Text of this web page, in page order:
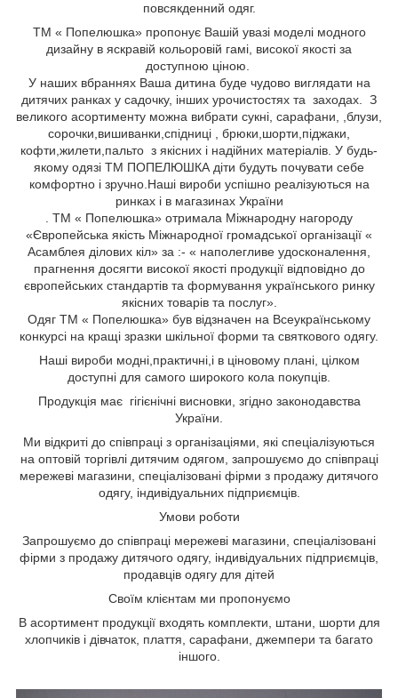
повсякденний одяг.
ТМ « Попелюшка» пропонує Вашій увазі моделі модного
дизайну в яскравій кольоровій гамі, високої якості за
доступною ціною.
У наших вбраннях Ваша дитина буде чудово виглядати на
дитячих ранках у садочку, інших урочистостях та заходах. З
великого асортименту можна вибрати сукні, сарафани, ,блузи,
сорочки,вишиванки,спідниці , брюки,шорти,піджаки,
кофти,жилети,пальто з якісних і надійних матеріалів. У будь-
якому одязі ТМ ПОПЕЛЮШКА діти будуть почувати себе
комфортно і зручно.Наші вироби успішно реалізуються на
ринках і в магазинах України
. ТМ « Попелюшка» отримала Міжнародну нагороду
«Європейська якість Міжнародної громадської організації «
Асамблея ділових кіл» за :- « наполегливе удосконалення,
прагнення досягти високої якості продукції відповідно до
європейських стандартів та формування українського ринку
якісних товарів та послуг».
Одяг ТМ « Попелюшка» був відзначен на Всеукраїнському
конкурсі на кращі зразки шкільної форми та святкового одягу.
Наші вироби модні,практичні,і в ціновому плані, цілком
доступні для самого широкого кола покупців.
Продукція має гігієнічні висновки, згідно законодавства
України.
Ми відкриті до співпраці з організаціями, які спеціалізуються
на оптовій торгівлі дитячим одягом, запрошуємо до співпраці
мережеві магазини, спеціалізовані фірми з продажу дитячого
одягу, індивідуальних підприємців.
Умови роботи
Запрошуємо до співпраці мережеві магазини, спеціалізовані
фірми з продажу дитячого одягу, індивідуальних підприємців,
продавців одягу для дітей
Своїм клієнтам ми пропонуємо
В асортимент продукції входять комплекти, штани, шорти для
хлопчиків і дівчаток, плаття, сарафани, джемпери та багато
іншого.